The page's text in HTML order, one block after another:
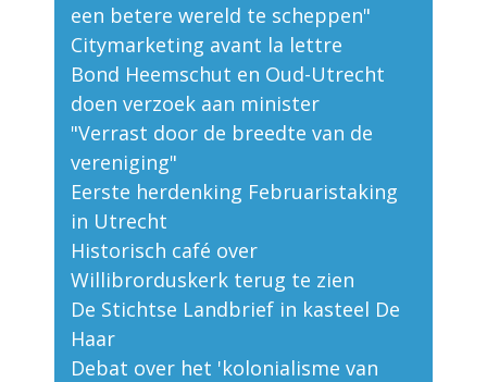
een betere wereld te scheppen"
Citymarketing avant la lettre
Bond Heemschut en Oud-Utrecht
doen verzoek aan minister
"Verrast door de breedte van de
vereniging"
Eerste herdenking Februaristaking
in Utrecht
Historisch café over
Willibrorduskerk terug te zien
De Stichtse Landbrief in kasteel De
Haar
Debat over het 'kolonialisme van